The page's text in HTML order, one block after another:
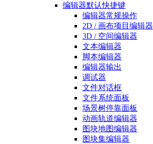
编辑器默认快捷键
编辑器常规操作
2D / 画布项目编辑器
3D / 空间编辑器
文本编辑器
脚本编辑器
编辑器输出
调试器
文件对话框
文件系统面板
场景树停靠面板
动画轨道编辑器
图块地图编辑器
图块集编辑器